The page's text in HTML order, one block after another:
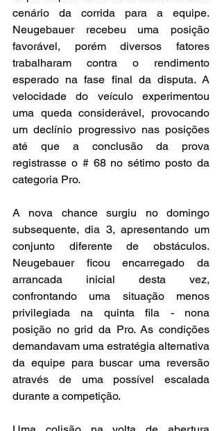
cenário da corrida para a equipe.
Neugebauer recebeu uma posição
favorável, porém diversos fatores
trabalharam contra o rendimento
esperado na fase final da disputa. A
velocidade do veículo experimentou
uma queda considerável, provocando
um declínio progressivo nas posições
até que a conclusão da prova
registrasse o # 68 no sétimo posto da
categoria Pro.
A nova chance surgiu no domingo
subsequente, dia 3, apresentando um
conjunto diferente de obstáculos.
Neugebauer ficou encarregado da
arrancada inicial desta vez,
confrontando uma situação menos
privilegiada na quinta fila - nona
posição no grid da Pro. As condições
demandavam uma estratégia alternativa
da equipe para buscar uma reversão
através de uma possível escalada
durante a competição.